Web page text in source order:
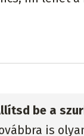
be a
is